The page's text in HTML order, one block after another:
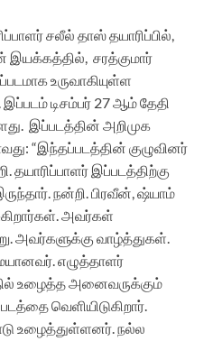
சலீல் தாஸ் தயாரிப்பில்,
இயக்கத்தில், சரத்குமார்
உருவாகியுள்ள
டிசம்பர் 27 ஆம் தேதி
இப்படத்தின் அறிமுக
“இந்தப்படத்தின் குழுவினர்
இப்படத்திற்கு
நன்றி. பிரவீன், ஷ்யாம்
அவர்கள்
அவர்களுக்கு வாழ்த்துகள்.
எழுத்தாளர்
உழைத்த அனைவருக்கும்
வெளியிடுகிறார்.
உழைத்துள்ளனர். நல்ல